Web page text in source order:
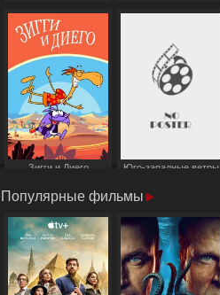
Зигги и Диего Юго-западные ветры
Популярные фильмы